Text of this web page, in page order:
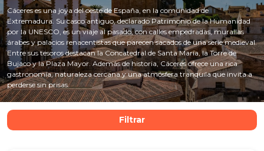
Cáceres es una joya del oeste de España, en la comunidad de
Extremadura. Su casco antiguo, declarado Patrimonio de la Humanidad
por la UNESCO, es un viaje al pasado, con calles empedradas, murallas
árabes y palacios renacentistas que parecen sacados de una serie medieval.
Entre sus tesoros destacan la Concatedral de Santa María, la Torre de
Bujaco y la Plaza Mayor. Además de historia, Cáceres ofrece una rica
gastronomía, naturaleza cercana y una atmósfera tranquila que invita a
perderse sin prisas.
Filtrar